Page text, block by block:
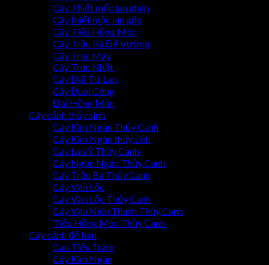
Cây Thiết mộc lan ghép
Cây thiết mộc lan gốc
Cây Tiểu Hồng Môn
Cây Trầu Bà Đế Vương
Cây Trúc Mây
Cây Trúc Nhật
Cây Đại Tứ Lan
Cây Đuôi Công
Đại Hồng Môn
Cây cảnh thủy sinh
Cây Kim Ngân Thủy Canh
Cây Kim Ngân thủy sinh
Cây Lan Ý Thủy Canh
Cây Ngọc Ngân Thủy Canh
Cây Trầu Bà Thủy Canh
Cây Vạn Lộc
Cây Vạn Lộc Thủy Canh
Cây Vạn Niên Thanh Thủy Canh
Tiểu Hồng Môn Thủy Canh
Cây cảnh để bàn
Cau Tiểu Trâm
Cây Kim Ngân